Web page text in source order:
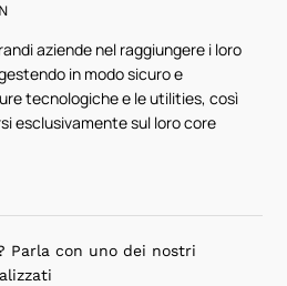
aziende nel raggiungere i loro
in modo sicuro e
tecnologiche e le utilities, così
esclusivamente sul loro core
Parla con uno dei nostri